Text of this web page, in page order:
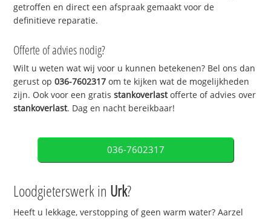
getroffen en direct een afspraak gemaakt voor de
definitieve reparatie.
Offerte of advies nodig?
Wilt u weten wat wij voor u kunnen betekenen? Bel ons dan
gerust op036-7602317 om te kijken wat de mogelijkheden
zijn. Ook voor een gratisstankoverlastofferte of advies over
stankoverlast. Dag en nacht bereikbaar!
036-7602317
Loodgieterswerk in Urk?
Heeft u lekkage, verstopping of geen warm water? Aarzel